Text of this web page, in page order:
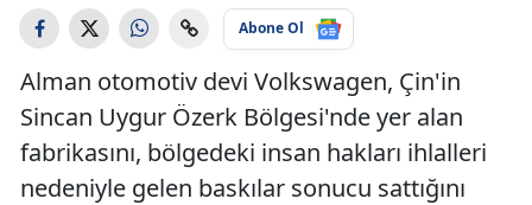
Abone Ol
Alman otomotiv devi Volkswagen, Çin'in
Sincan Uygur Özerk Bölgesi'nde yer alan
fabrikasını, bölgedeki insan hakları ihlalleri
nedeniyle gelen baskılar sonucu sattığını